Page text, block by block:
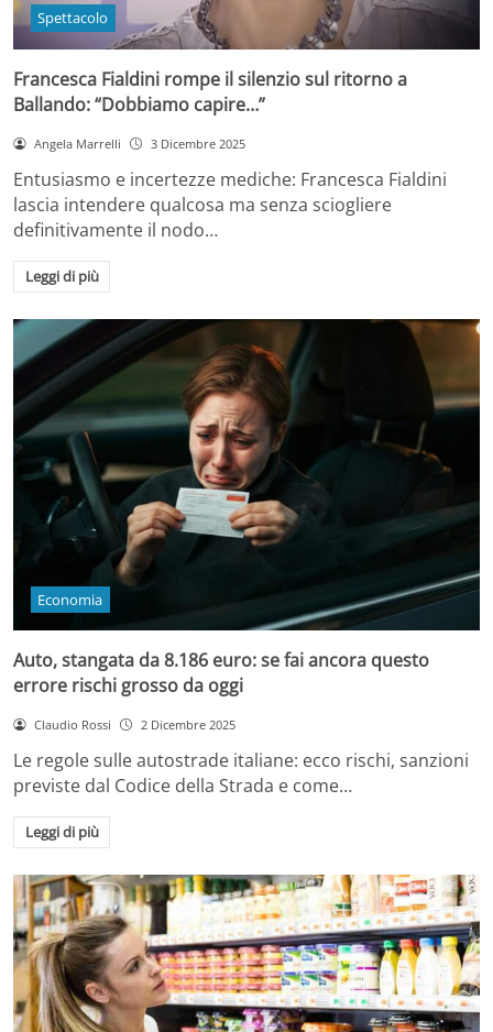
Spettacolo
Francesca Fialdini rompe il silenzio sul ritorno a
Ballando: “Dobbiamo capire…”
Angela Marrelli 3 Dicembre 2025
Entusiasmo e incertezze mediche: Francesca Fialdini
lascia intendere qualcosa ma senza sciogliere
definitivamente il nodo…
Leggi di più
Economia
Auto, stangata da 8.186 euro: se fai ancora questo
errore rischi grosso da oggi
Claudio Rossi 2 Dicembre 2025
Le regole sulle autostrade italiane: ecco rischi, sanzioni
previste dal Codice della Strada e come…
Leggi di più